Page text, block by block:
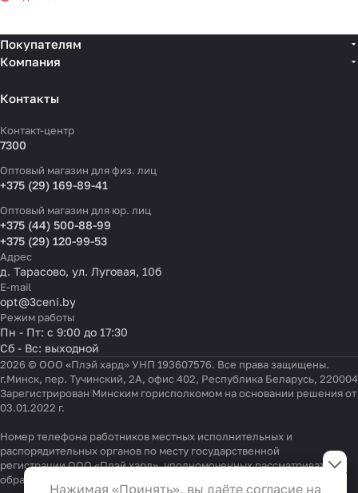
Покупателям
Компания
Контакты
Контакт-центр
7300
Оптовый магазин для физ. лиц
+375 (29) 169-89-41
Оптовый магазин для юр. лиц
+375 (44) 500-88-99
+375 (29) 120-99-53
Адрес
д. Тарасово, ул. Луговая, 10б
E-mail
opt@3ceni.by
Режим работы
Пн - Пт: с 9:00 до 17:30
Сб - Вс: выходной
2026 © ООО «Плэй хард» УНП 193607576. Все права защищены.
г.Минск, пер. Тучинский, 2А, офис 402, Республика Беларусь, 220004
Зарегистрирован Минским горисполкомом на основании решения от
03.01.2022 г.
Номер телефона работников местных исполнительных и
распорядительных органов по месту государственной
регистрации ООО «Плэй хард», уполномоченных рассматривать
обращения покупателей:
Настройки файлов cookie
Функциональные
Нажимая «Принять», вы даёте согласие на